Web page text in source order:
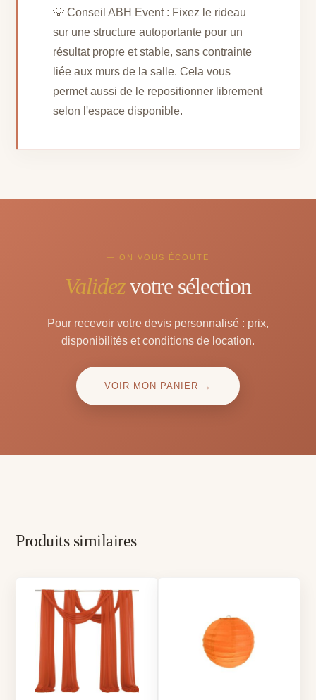
💡 Conseil ABH Event : Fixez le rideau
sur une structure autoportante pour un
résultat propre et stable, sans contrainte
liée aux murs de la salle. Cela vous
permet aussi de le repositionner librement
selon l'espace disponible.
— ON VOUS ÉCOUTE
Validezvotre sélection
Pour recevoir votre devis personnalisé : prix,
disponibilités et conditions de location.
VOIR MON PANIER →
Produits similaires